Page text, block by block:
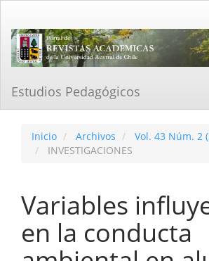
Contenido
principal
Barra
Estudios Pedagógicos
Inicio Archivos
Vol. 43 Núm. 2
INVESTIGACIONES
Variables
en la conducta